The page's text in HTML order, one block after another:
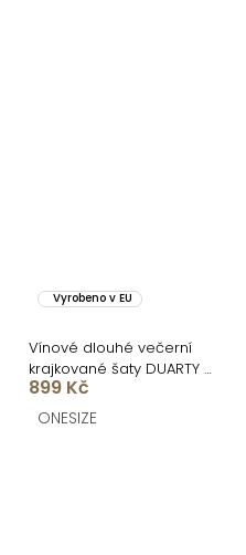
Vyrobeno v EU
Vínové dlouhé večerní
krajkované šaty DUARTY s
body
899 Kč
ONESIZE